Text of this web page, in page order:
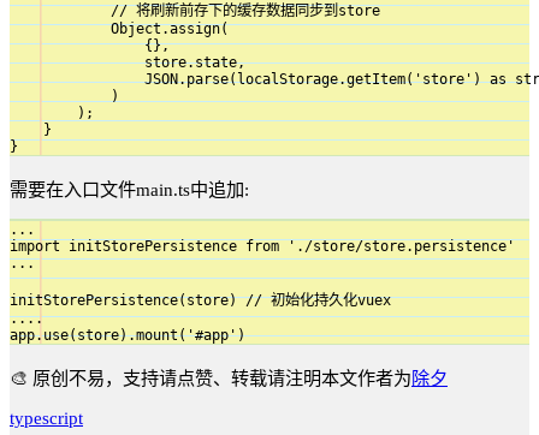
            // 将刷新前存下的缓存数据同步到store
            Object.assign(
                {},
                store.state,
JSON.parse(localStorage.getItem('store') as
            )
        );
    }
}
需要在入口文件main.ts中追加:
...
import initStorePersistence from './store/store.persistence'
...
initStorePersistence(store) // 初始化持久化vuex
....
app.use(store).mount('#app')
🎨 原创不易，支持请点赞、转载请注明本文作者为除夕
typescript